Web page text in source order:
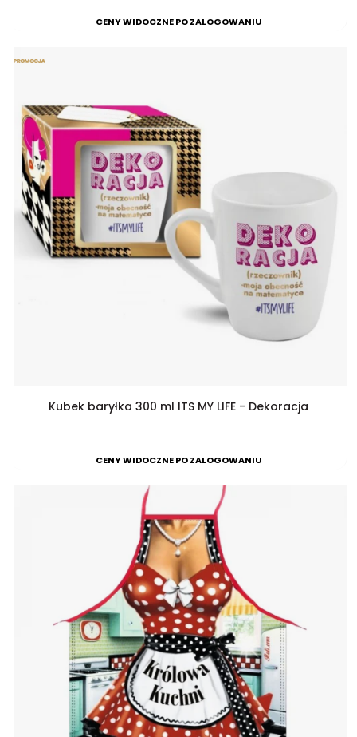
CENY WIDOCZNE PO ZALOGOWANIU
Kubek baryłka 300 ml ITS MY LIFE - Dekoracja
CENY WIDOCZNE PO ZALOGOWANIU